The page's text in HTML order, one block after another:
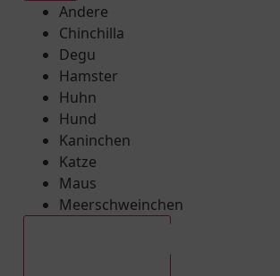
Andere
Chinchilla
Degu
Hamster
Huhn
Hund
Kaninchen
Katze
Maus
Meerschweinchen